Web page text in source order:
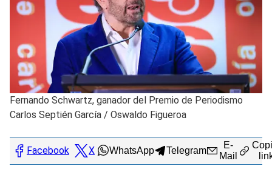
Fernando Schwartz, ganador del Premio de Periodismo
Carlos Septién García / Oswaldo Figueroa
Facebook X WhatsApp Telegram
E-
Mail